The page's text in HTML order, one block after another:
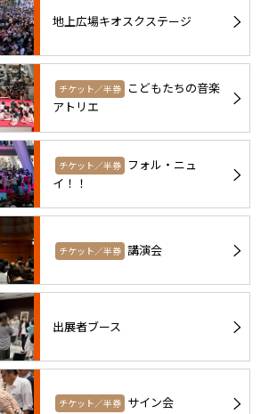
地上広場キオスクステージ
チケット／半券 こどもたちの音楽
アトリエ
チケット／半券 フォル・ニュ
イ！！
チケット／半券 講演会
出展者ブース
チケット／半券 サイン会